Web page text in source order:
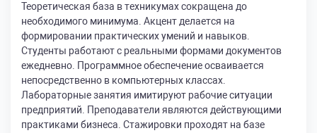
Теоретическая база в техникумах сокращена до
необходимого минимума. Акцент делается на
формировании практических умений и навыков.
Студенты работают с реальными формами документов
ежедневно. Программное обеспечение осваивается
непосредственно в компьютерных классах.
Лабораторные занятия имитируют рабочие ситуации
предприятий. Преподаватели являются действующими
практиками бизнеса. Стажировки проходят на базе